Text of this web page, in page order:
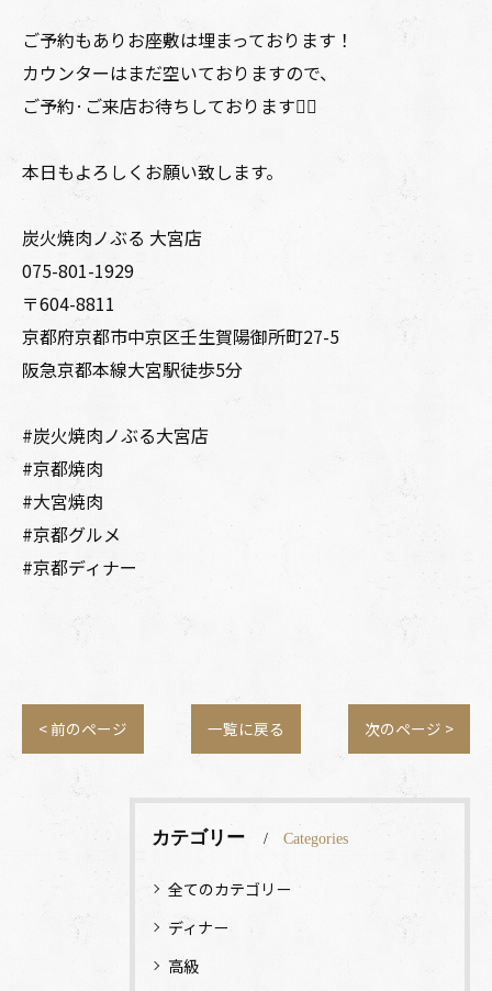
ご予約もありお座敷は埋まっております！
カウンターはまだ空いておりますので、
ご予約·ご来店お待ちしております🙇‍♂️
本日もよろしくお願い致します。
炭火焼肉ノぶる 大宮店
075-801-1929
〒604-8811
京都府京都市中京区壬生賀陽御所町27-5
阪急京都本線大宮駅徒歩5分
#炭火焼肉ノぶる大宮店⁡
#京都焼肉
#大宮焼肉⁡
#京都グルメ
#京都ディナー
< 前のページ 一覧に戻る 次のページ >
カテゴリー Categories
全てのカテゴリー
ディナー
高級